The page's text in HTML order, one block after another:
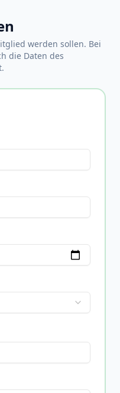
werden sollen. Bei
die Daten des